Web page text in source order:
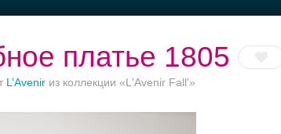
платье 1805
L’Avenirиз коллекции «L'Avenir Fall'»